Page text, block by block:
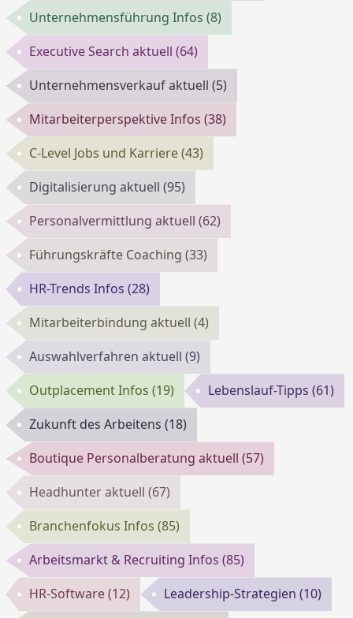
Unternehmensführung Infos(8)
Executive Search aktuell(64)
Unternehmensverkauf aktuell(5)
Mitarbeiterperspektive Infos(38)
C-Level Jobs und Karriere(43)
Digitalisierung aktuell(95)
Personalvermittlung aktuell(62)
Führungskräfte Coaching(33)
HR-Trends Infos(28)
Mitarbeiterbindung aktuell(4)
Auswahlverfahren aktuell(9)
Outplacement Infos(19) Lebenslauf-Tipps(61)
Zukunft des Arbeitens(18)
Boutique Personalberatung aktuell(57)
Headhunter aktuell(67)
Branchenfokus Infos(85)
Arbeitsmarkt & Recruiting Infos(85)
HR-Software(12) Leadership-Strategien(10)